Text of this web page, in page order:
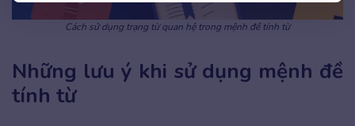
Cách sử dụng trạng từ quan hệ trong mệnh đề tính từ
Những lưu ý khi sử dụng mệnh đề
tính từ